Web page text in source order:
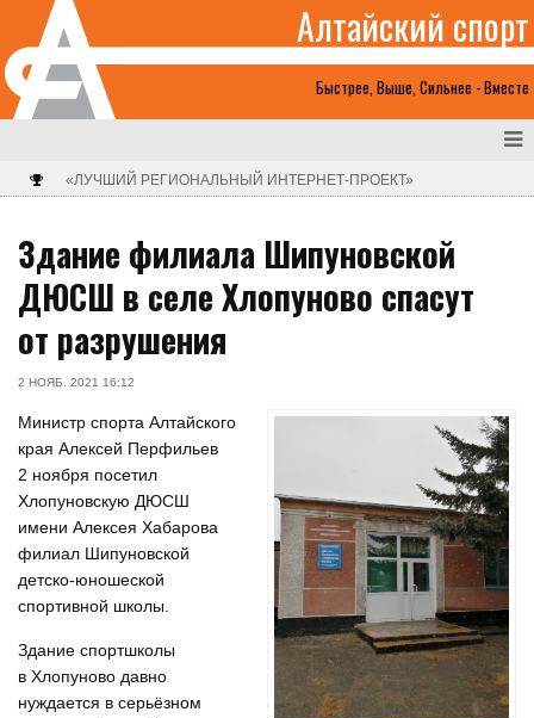
Быстрее, Выше, Сильнее - Вместе
Алтайский спорт
«ЛУЧШИЙ РЕГИОНАЛЬНЫЙ ИНТЕРНЕТ-ПРОЕКТ»
Здание филиала Шипуновской
ДЮСШ в селе Хлопуново спасут
от разрушения
2 НОЯБ. 2021 16:12
Министр спорта Алтайского
края Алексей Перфильев
2 ноября посетил
Хлопуновскую ДЮСШ
имени Алексея Хабарова
филиал Шипуновской
детско-юношеской
спортивной школы.
Здание спортшколы
в Хлопуново давно
нуждается в серьёзном